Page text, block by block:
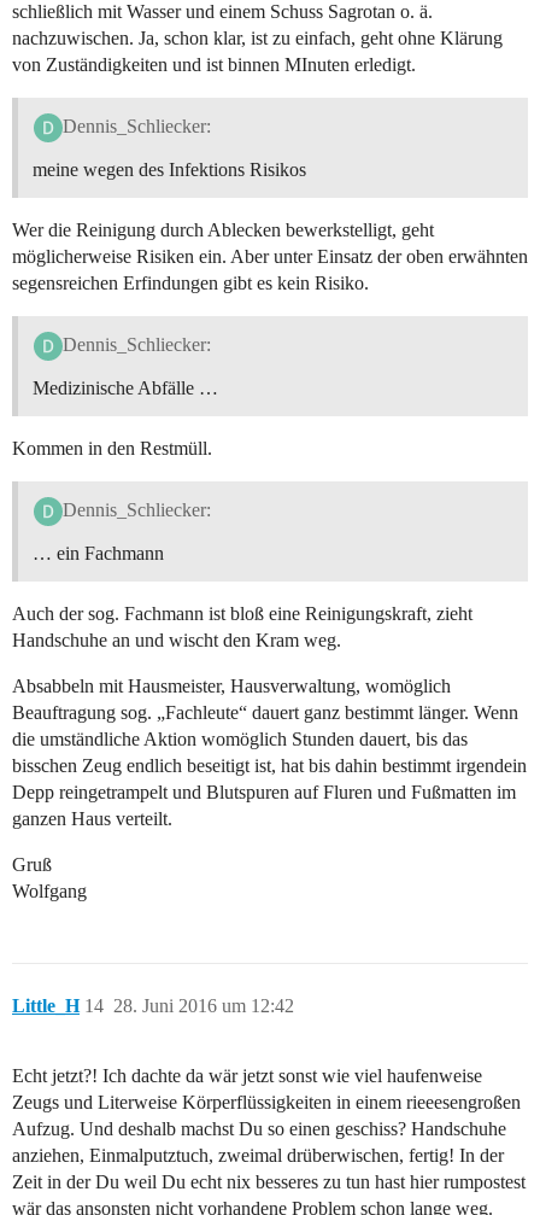
schließlich mit Wasser und einem Schuss Sagrotan o. ä.
nachzuwischen. Ja, schon klar, ist zu einfach, geht ohne Klärung
von Zuständigkeiten und ist binnen MInuten erledigt.
Dennis_Schliecker:
meine wegen des Infektions Risikos
Wer die Reinigung durch Ablecken bewerkstelligt, geht
möglicherweise Risiken ein. Aber unter Einsatz der oben erwähnten
segensreichen Erfindungen gibt es kein Risiko.
Dennis_Schliecker:
Medizinische Abfälle …
Kommen in den Restmüll.
Dennis_Schliecker:
… ein Fachmann
Auch der sog. Fachmann ist bloß eine Reinigungskraft, zieht
Handschuhe an und wischt den Kram weg.
Absabbeln mit Hausmeister, Hausverwaltung, womöglich
Beauftragung sog. „Fachleute“ dauert ganz bestimmt länger. Wenn
die umständliche Aktion womöglich Stunden dauert, bis das
bisschen Zeug endlich beseitigt ist, hat bis dahin bestimmt irgendein
Depp reingetrampelt und Blutspuren auf Fluren und Fußmatten im
ganzen Haus verteilt.
Gruß
Wolfgang
Little_H 28. Juni 2016 um 12:42
14
Echt jetzt?! Ich dachte da wär jetzt sonst wie viel haufenweise
Zeugs und Literweise Körperflüssigkeiten in einem rieeesengroßen
Aufzug. Und deshalb machst Du so einen geschiss? Handschuhe
anziehen, Einmalputztuch, zweimal drüberwischen, fertig! In der
Zeit in der Du weil Du echt nix besseres zu tun hast hier rumpostest
wär das ansonsten nicht vorhandene Problem schon lange weg.